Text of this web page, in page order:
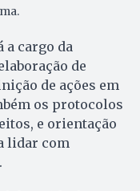
a cargo da
de
de ações em
os protocolos
e orientação
lidar com